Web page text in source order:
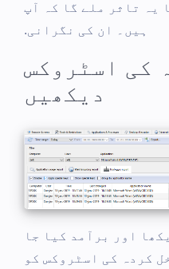
یہ تاثر ملے گا کہ آپ
ہیں۔ ان کی نگرانی.
کی اسٹروکس
دیکھیں
اور برآمد کیا جا
کردہ کی اسٹروکس کو